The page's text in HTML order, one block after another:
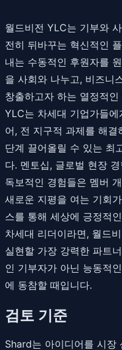
월드비전 YLC는 기부와
전히 뒤바꾸는 혁신적인
내는 수동적인 후원자를
을 사회와 나누고, 비즈니
창출하고자 하는 열정적
YLC는 차세대 기업가들
어, 전 지구적 과제를 해
단계 끌어올릴 수 있는 최
다. 멘토십, 글로벌 현장
독보적인 경험들은 멤버
새로운 지평을 여는 기회
스를 통해 세상에 긍정적
차세대 리더이라면, 월드
실현할 가장 강력한 파트
인 기부자가 아닌 능동적
에 동참할 때입니다.
검토 기준
Shard는 아이디어를 시장